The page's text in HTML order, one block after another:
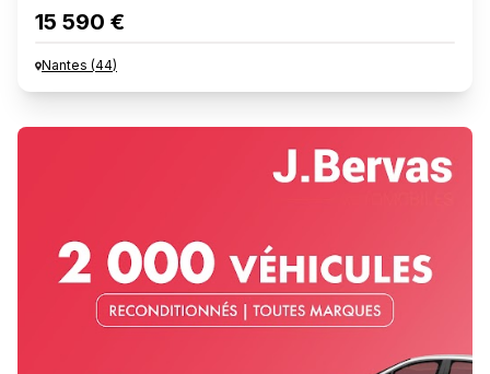
15 590 €
Nantes (44)